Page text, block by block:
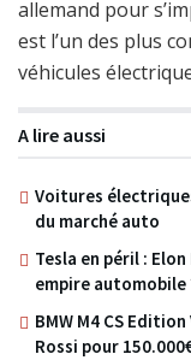
allemand pour
est l’un des plus
véhicules
A lire aussi
Voitures
du marché auto
Tesla en péril :
empire automobile
BMW M4 CS
Rossi pour